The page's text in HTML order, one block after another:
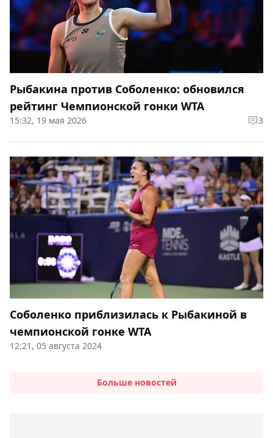
Рыбакина против Соболенко: обновился
рейтинг Чемпионской гонки WTA
15:32, 19 мая 2026 3
Соболенко приблизилась к Рыбакиной в
чемпионской гонке WTA
12:21, 05 августа 2024
Больше новостей